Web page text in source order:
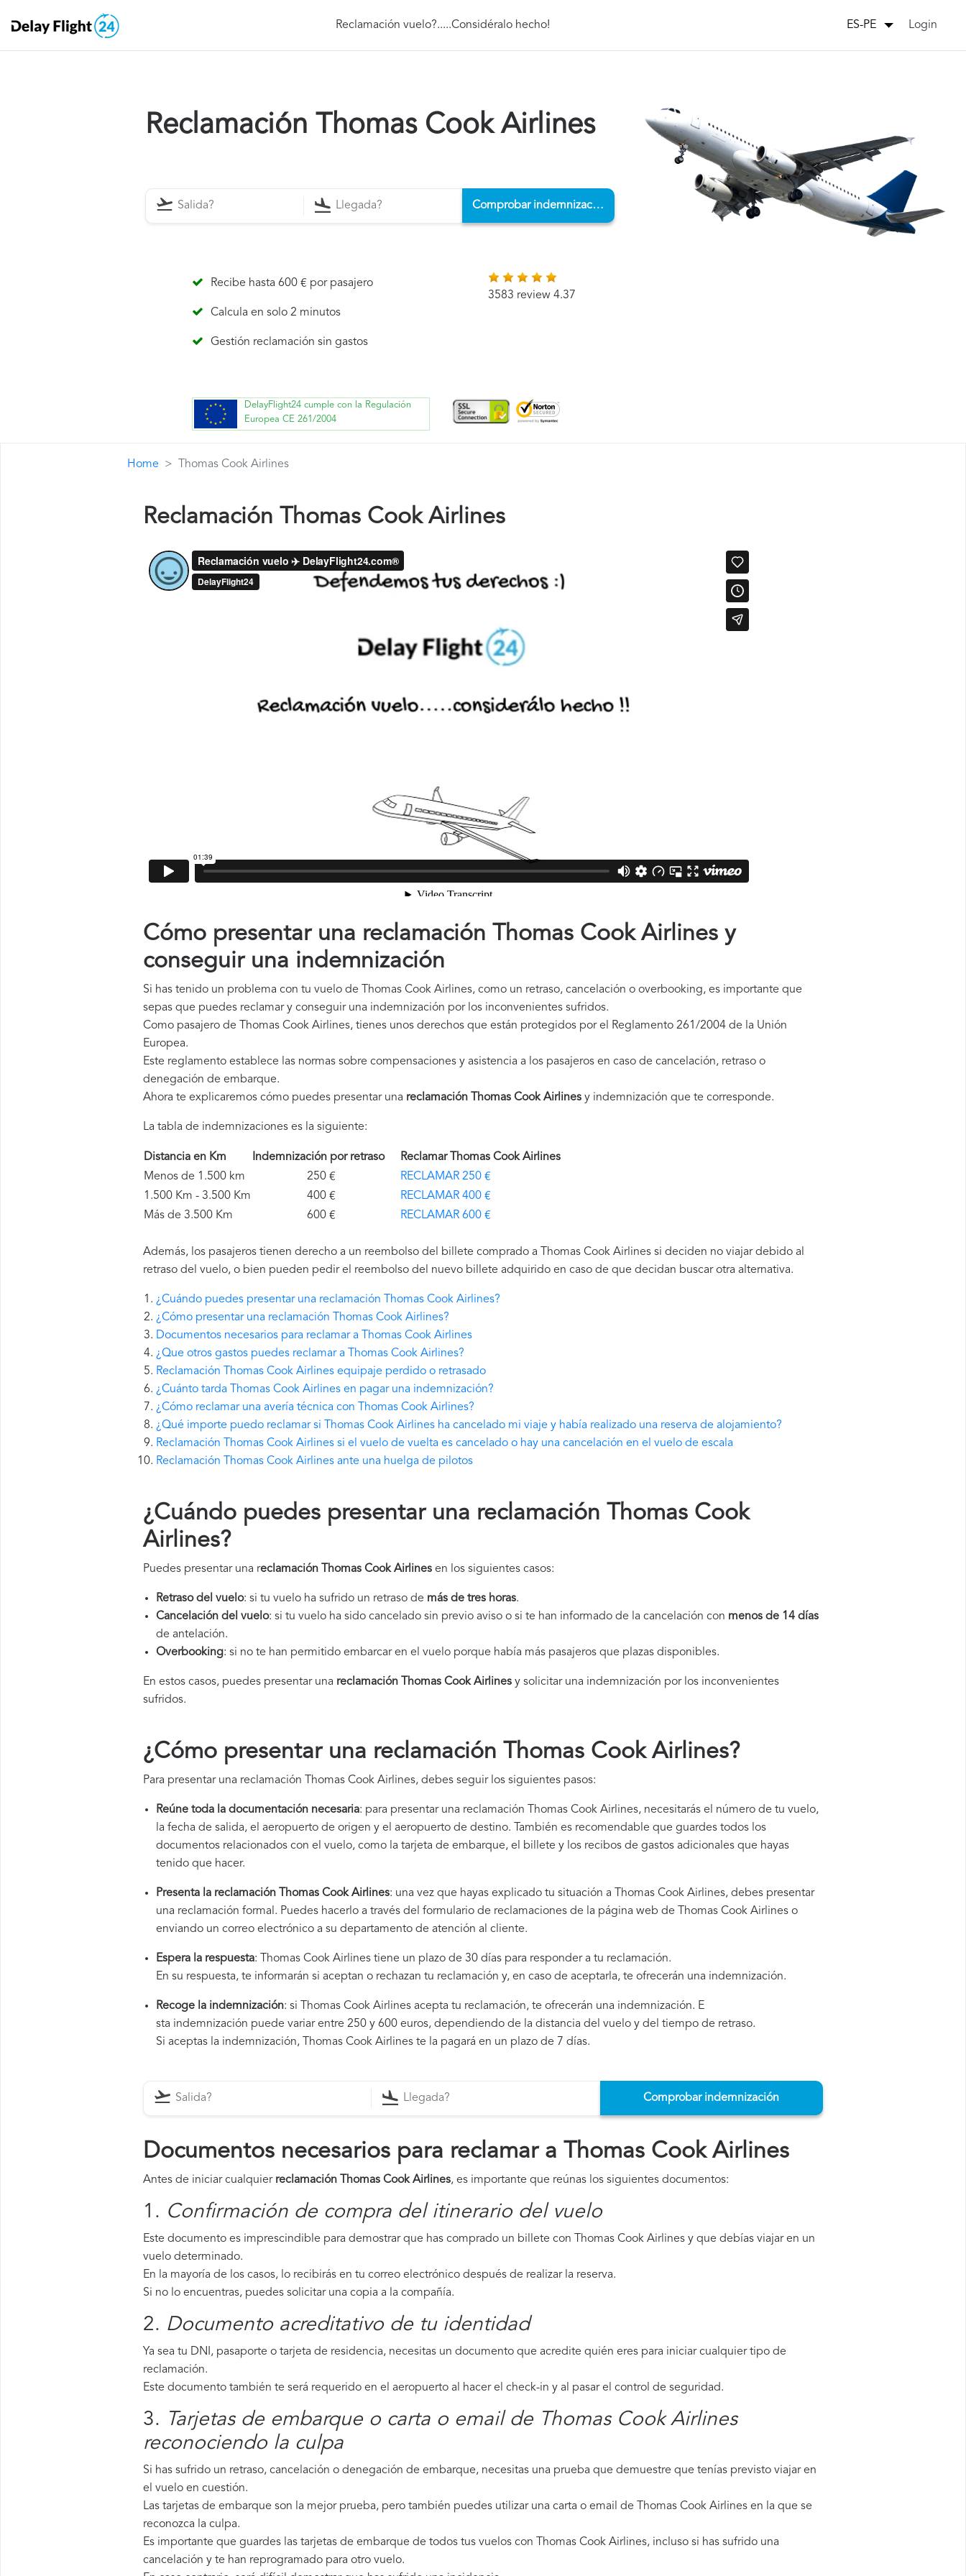
Reclamación vuelo?.....Considéralo hecho! ES-PE Login
Reclamación Thomas Cook Airlines
Comprobar indemnización
Recibe hasta 600 € por pasajero
Calcula en solo 2 minutos
Gestión reclamación sin gastos
3583 review 4.37
DelayFlight24 cumple con la Regulación
Europea CE 261/2004
Home Thomas Cook Airlines
Reclamación Thomas Cook Airlines
Cómo presentar una reclamación Thomas Cook Airlines y
conseguir una indemnización
Si has tenido un problema con tu vuelo de Thomas Cook Airlines, como un retraso, cancelación o overbooking, es importante que
sepas que puedes reclamar y conseguir una indemnización por los inconvenientes sufridos.
Como pasajero de Thomas Cook Airlines, tienes unos derechos que están protegidos por el Reglamento 261/2004 de la Unión
Europea.
Este reglamento establece las normas sobre compensaciones y asistencia a los pasajeros en caso de cancelación, retraso o
denegación de embarque.
Ahora te explicaremos cómo puedes presentar una reclamación Thomas Cook Airlines y indemnización que te corresponde.
La tabla de indemnizaciones es la siguiente:
Distancia en Km Indemnización por retraso
Reclamar Thomas Cook Airlines
Menos de 1.500 km
250 €
RECLAMAR 250 €
1.500 Km - 3.500 Km
400 €
RECLAMAR 400 €
Más de 3.500 Km
600 € RECLAMAR 600 €
Además, los pasajeros tienen derecho a un reembolso del billete comprado a Thomas Cook Airlines si deciden no viajar debido al
retraso del vuelo, o bien pueden pedir el reembolso del nuevo billete adquirido en caso de que decidan buscar otra alternativa.
¿Cuándo puedes presentar una reclamación Thomas Cook Airlines?
¿Cómo presentar una reclamación Thomas Cook Airlines?
Documentos necesarios para reclamar a Thomas Cook Airlines
¿Que otros gastos puedes reclamar a Thomas Cook Airlines?
Reclamación Thomas Cook Airlines equipaje perdido o retrasado
¿Cuánto tarda Thomas Cook Airlines en pagar una indemnización?
¿Cómo reclamar una avería técnica con Thomas Cook Airlines?
¿Qué importe puedo reclamar si Thomas Cook Airlines ha cancelado mi viaje y había realizado una reserva de alojamiento?
Reclamación Thomas Cook Airlines si el vuelo de vuelta es cancelado o hay una cancelación en el vuelo de escala
Reclamación Thomas Cook Airlines ante una huelga de pilotos
¿Cuándo puedes presentar una reclamación Thomas Cook
Airlines?
Puedes presentar una reclamación Thomas Cook Airlines en los siguientes casos:
Retraso del vuelo: si tu vuelo ha sufrido un retraso de más de tres horas.
Cancelación del vuelo: si tu vuelo ha sido cancelado sin previo aviso o si te han informado de la cancelación con menos de 14 días
de antelación.
Overbooking: si no te han permitido embarcar en el vuelo porque había más pasajeros que plazas disponibles.
En estos casos, puedes presentar una reclamación Thomas Cook Airlines​ y solicitar una indemnización por los inconvenientes
sufridos.
¿Cómo presentar una reclamación Thomas Cook Airlines?
Para presentar una reclamación Thomas Cook Airlines, debes seguir los siguientes pasos:
Reúne toda la documentación necesaria: para presentar una reclamación Thomas Cook Airlines, necesitarás el número de tu vuelo,
la fecha de salida, el aeropuerto de origen y el aeropuerto de destino. También es recomendable que guardes todos los
documentos relacionados con el vuelo, como la tarjeta de embarque, el billete y los recibos de gastos adicionales que hayas
tenido que hacer.
Presenta la reclamación Thomas Cook Airlines: una vez que hayas explicado tu situación a Thomas Cook Airlines, debes presentar
una reclamación formal. Puedes hacerlo a través del formulario de reclamaciones de la página web de Thomas Cook Airlines o
enviando un correo electrónico a su departamento de atención al cliente.
Espera la respuesta: Thomas Cook Airlines tiene un plazo de 30 días para responder a tu reclamación.
En su respuesta, te informarán si aceptan o rechazan tu reclamación y, en caso de aceptarla, te ofrecerán una indemnización.
Recoge la indemnización: si Thomas Cook Airlines acepta tu reclamación, te ofrecerán una indemnización. E
sta indemnización puede variar entre 250 y 600 euros, dependiendo de la distancia del vuelo y del tiempo de retraso.
Si aceptas la indemnización, Thomas Cook Airlines te la pagará en un plazo de 7 días.
Comprobar indemnización
Documentos necesarios para reclamar a Thomas Cook Airlines
Antes de iniciar cualquier reclamación Thomas Cook Airlines, es importante que reúnas los siguientes documentos:
1. Confirmación de compra del itinerario del vuelo
Este documento es imprescindible para demostrar que has comprado un billete con Thomas Cook Airlines y que debías viajar en un
vuelo determinado.
En la mayoría de los casos, lo recibirás en tu correo electrónico después de realizar la reserva.
Si no lo encuentras, puedes solicitar una copia a la compañía.
2. Documento acreditativo de tu identidad
Ya sea tu DNI, pasaporte o tarjeta de residencia, necesitas un documento que acredite quién eres para iniciar cualquier tipo de
reclamación.
Este documento también te será requerido en el aeropuerto al hacer el check-in y al pasar el control de seguridad.
3.
Tarjetas de embarque o carta o email de Thomas Cook Airlines
reconociendo la culpa
Si has sufrido un retraso, cancelación o denegación de embarque, necesitas una prueba que demuestre que tenías previsto viajar en
el vuelo en cuestión.
Las tarjetas de embarque son la mejor prueba, pero también puedes utilizar una carta o email de Thomas Cook Airlines en la que se
reconozca la culpa.
Es importante que guardes las tarjetas de embarque de todos tus vuelos con Thomas Cook Airlines, incluso si has sufrido una
cancelación y te han reprogramado para otro vuelo.